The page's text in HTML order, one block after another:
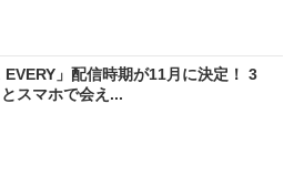
EVERY」配信時期が11月に決定！ 3
スマホで会え...